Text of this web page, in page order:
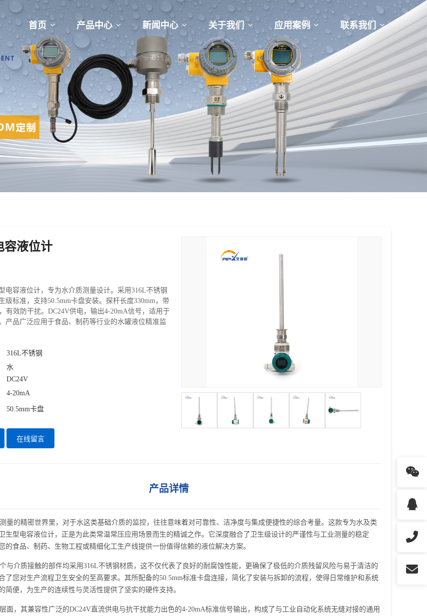
首页 产品中心 新闻中心 关于我们 应用案例 联系我们
容液位计
电容液位计，专为水介质测量设计。采用316L不锈钢
级标准，支持50.5mm卡盘安装。探杆长度330mm，带
有效防干扰。DC24V供电，输出4-20mA信号，适用于
产品广泛应用于食品、制药等行业的水罐液位精准监
316L不锈钢
水
DC24V
4-20mA
50.5mm卡盘
在线留言
产品详情
量的精密世界里，对于水这类基础介质的监控，往往意味着对可靠性、洁净度与集成便捷性的综合考量。这款专为水及类
生型电容液位计，正是为此类常温常压应用场景而生的精诚之作。它深度融合了卫生级设计的严谨性与工业测量的稳定
的食品、制药、生物工程或精细化工生产线提供一份值得信赖的液位解决方案。
与介质接触的部件均采用316L不锈钢材质，这不仅代表了良好的耐腐蚀性能，更确保了极低的介质残留风险与易于清洁的
了您对生产流程卫生安全的至高要求。其所配备的50.5mm标准卡盘连接，简化了安装与拆卸的流程，使得日常维护和系统
简便，为生产的连续性与灵活性提供了坚实的硬件支持。
面，其兼容性广泛的DC24V直流供电与抗干扰能力出色的4-20mA标准信号输出，构成了与工业自动化系统无缝对接的通用